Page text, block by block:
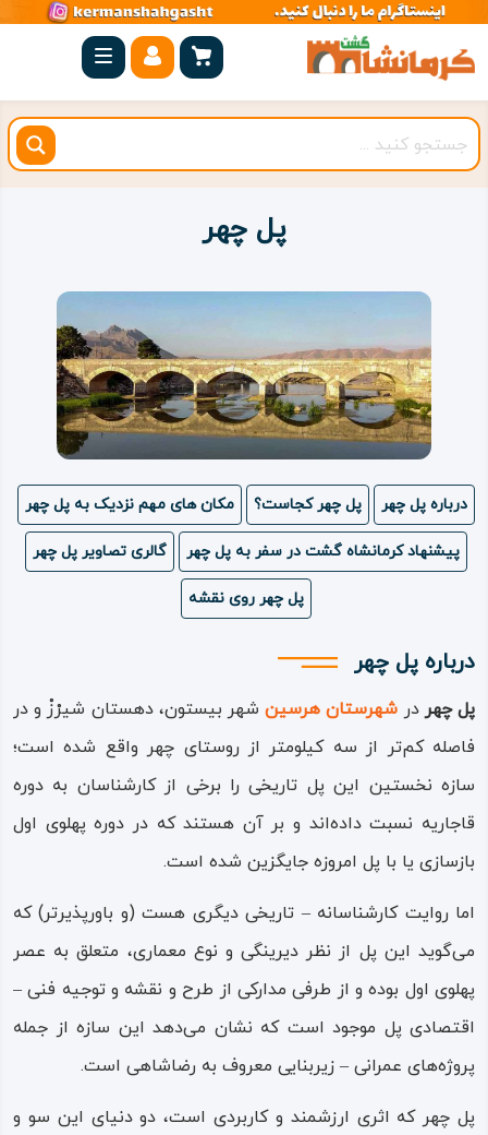
صفحه
اصلی
کرمانشاه
شهرستان
روستاهای
اقامتگاه
ویژه
ویدئو
پل چهر
درباره پل چهر پل چهر کجاست؟ مکان های مهم نزدیک به پل چهر
پیشنهاد کرمانشاه گشت در سفر به پل چهر گالری تصاویر پل چهر
پل چهر روی نقشه
درباره پل چهر
پل چهردر شهرستان هرسینشهر بیستون، دهستان شیرْزْ و در
فاصله کم‌تر از سه ‌کیلومتر از روستای چهر واقع شده است؛
سازه نخستین این پل تاریخی را برخی از کارشناسان به دوره
قاجاریه نسبت داده‌اند و بر آن هستند که در دوره پهلوی اول
باز‌سازی یا با پل امروزه جایگزین شده است.
اما روایت کارشناسانه – تاریخی دیگری هست (و باورپذیرتر) که
می‌گوید این پل از نظر دیرینگی و نوع معماری، متعلق به عصر
پهلوی اول بوده‌ و از طرفی مدارکی از طرح و نقشه و توجیه فنی –
اقتصادی پل موجود است که نشان می‌دهد این سازه از جمله
پروژه‌های عمرانی – زیربنایی معروف به رضاشاهی ا‌ست.
پل چهر که اثری ارزشمند و کاربردی است، دو دنیای این ‌سو و